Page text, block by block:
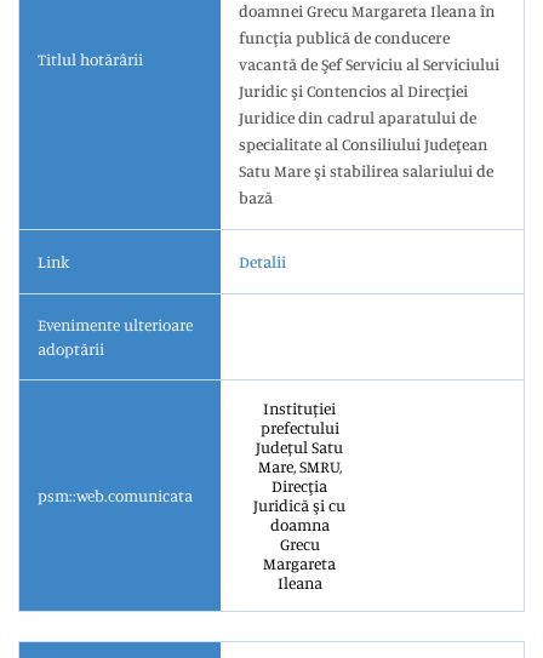
Titlul hotărârii
doamnei Grecu Margareta Ileana în
funcţia publică de conducere
vacantă de Şef Serviciu al Serviciului
Juridic şi Contencios al Direcţiei
Juridice din cadrul aparatului de
specialitate al Consiliului Judeţean
Satu Mare şi stabilirea salariului de
bază
Link Detalii
Evenimente ulterioare
adoptării
psm::web.comunicata
Instituției
prefectului
Județul Satu
Mare, SMRU,
Direcţia
Juridică şi cu
doamna
Grecu
Margareta
Ileana